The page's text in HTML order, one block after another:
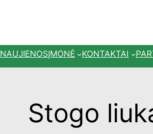
NAUJIENOSĮMONĖ KONTAKTAI
Stogo